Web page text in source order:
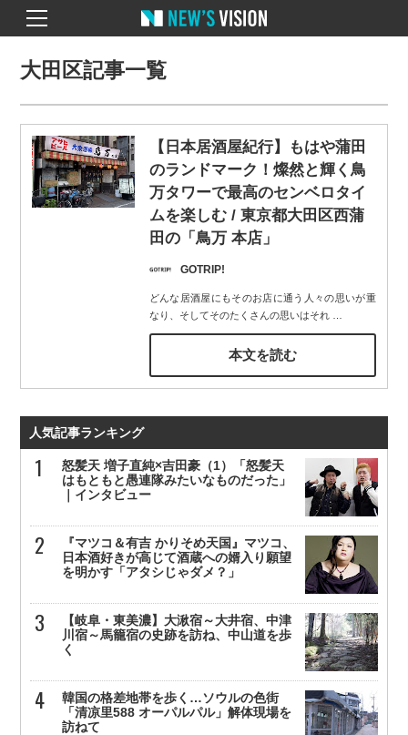
大田区記事一覧
【日本居酒屋紀行】もはや蒲田
のランドマーク！燦然と輝く鳥
万タワーで最高のセンベロタイ
ムを楽しむ / 東京都大田区西蒲
田の「鳥万 本店」
GOTRIP!
どんな居酒屋にもそのお店に通う人々の思いが重
なり、そしてそのたくさんの思いはそれ…
本文を読む
人気記事ランキング
怒髪天 増子直純×吉田豪（1）「怒髪天
はもともと愚連隊みたいなものだった」
｜インタビュー
『マツコ＆有吉 かりそめ天国』マツコ、
日本酒好きが高じて酒蔵への婿入り願望
を明かす「アタシじゃダメ？」
【岐阜・東美濃】大湫宿～大井宿、中津
川宿～馬籠宿の史跡を訪ね、中山道を歩
く
韓国の格差地帯を歩く…ソウルの色街
「清凉里588 オーパルパル」解体現場を
訪ねて